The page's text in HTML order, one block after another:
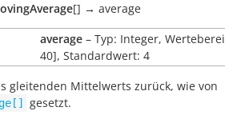
[] → average
average – Typ: Integer,
40], Standardwert: 4
gleitenden Mittelwerts zurück, wie von
gesetzt.